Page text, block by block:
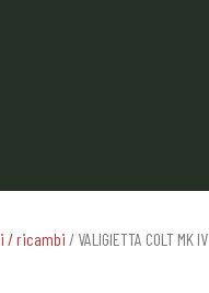
/ ricambi / VALIGIETTA COLT MK IV